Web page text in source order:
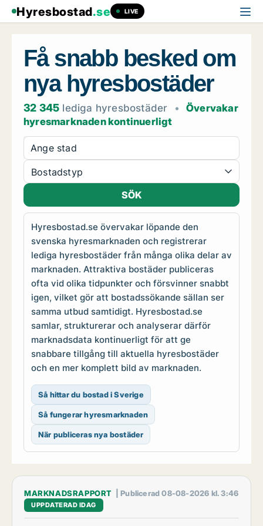
Hyresbostad.se LIVE
Få snabb besked om
nya hyresbostäder
32 345 lediga hyresbostäder •
Övervakar
hyresmarknaden kontinuerligt
Ange stad
Bostadstyp
Hyresbostad.se övervakar löpande den
svenska hyresmarknaden och registrerar
lediga hyresbostäder från många olika delar av
marknaden. Attraktiva bostäder publiceras
ofta vid olika tidpunkter och försvinner snabbt
igen, vilket gör att bostadssökande sällan ser
samma utbud samtidigt. Hyresbostad.se
samlar, strukturerar och analyserar därför
marknadsdata kontinuerligt för att ge
snabbare tillgång till aktuella hyresbostäder
och en mer komplett bild av marknaden.
Så hittar du bostad i Sverige
Så fungerar hyresmarknaden
När publiceras nya bostäder
MARKNADSRAPPORT | Publicerad 08-08-2026 kl. 3:46
UPPDATERAD IDAG